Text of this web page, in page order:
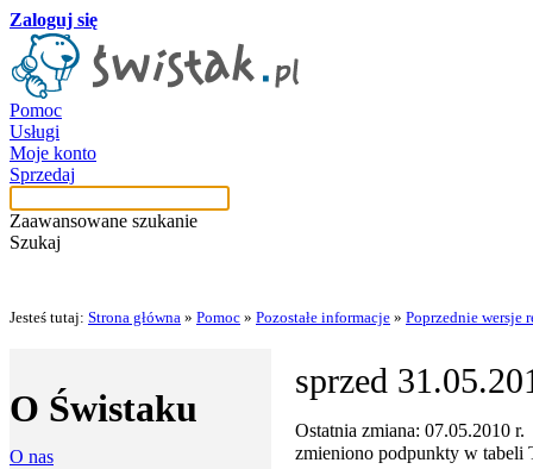
Zaloguj się
Pomoc
Usługi
Moje konto
Sprzedaj
Zaawansowane szukanie
Szukaj
Jesteś tutaj: Strona główna » Pomoc » Pozostałe informacje » Poprzednie wersje
O Świstaku
O nas
sprzed
Ostatnia zmiana: 07.05.2010 r.
zmieniono podpunkty w tabeli